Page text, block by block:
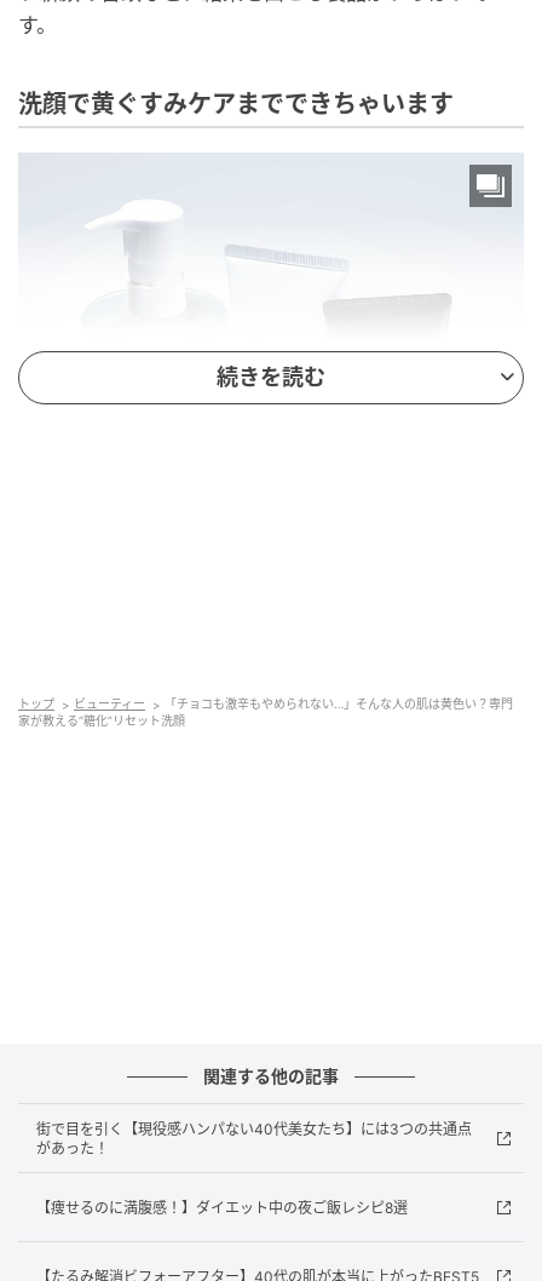
す。
洗顔で黄ぐすみケアまでできちゃいます
（左から）
肌のバリア機能を守る高保水クレンジング。メイクや
む古い角層を、濃密できめ細かな泡で洗い流して除
去。皮脂汚れを吸着し、潤いを抱え込む新処方。B.A
ウォッシュ100g ￥12,100（）
汚れと古い角質を取り除くことで肌表面の凹凸が整う
容成分を肌に残し洗い上げる処方も開発され、今シー
続きを読む
トップ ビューティー
「チョコも激辛もやめられない…」そんな人の肌は黄色い？専門
家が教える“糖化”リセット洗顔
関連する他の記事
街で目を引く【現役感ハンパない40代美女たち】には3つの共通点
があった！
【痩せるのに満腹感！】ダイエット中の夜ご飯レシピ8選
【たるみ解消ビフォーアフター】40代の肌が本当に上がったBEST5